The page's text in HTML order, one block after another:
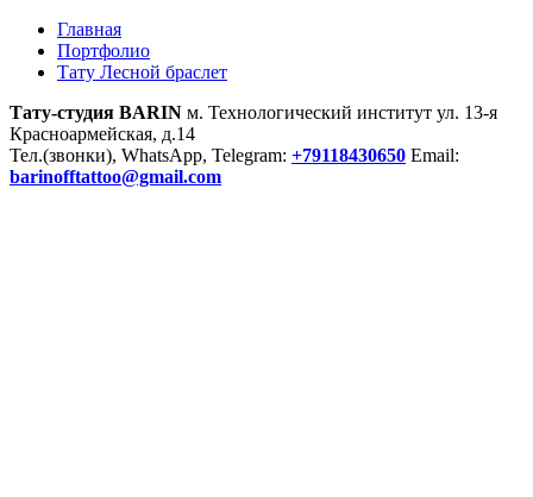
Главная
Портфолио
Тату Лесной браслет
Тату-студия BARIN м. Технологический институт ул. 13-я
Красноармейская, д.14
Тел.(звонки), WhatsApp, Telegram: +79118430650 Email:
barinofftattoo@gmail.com